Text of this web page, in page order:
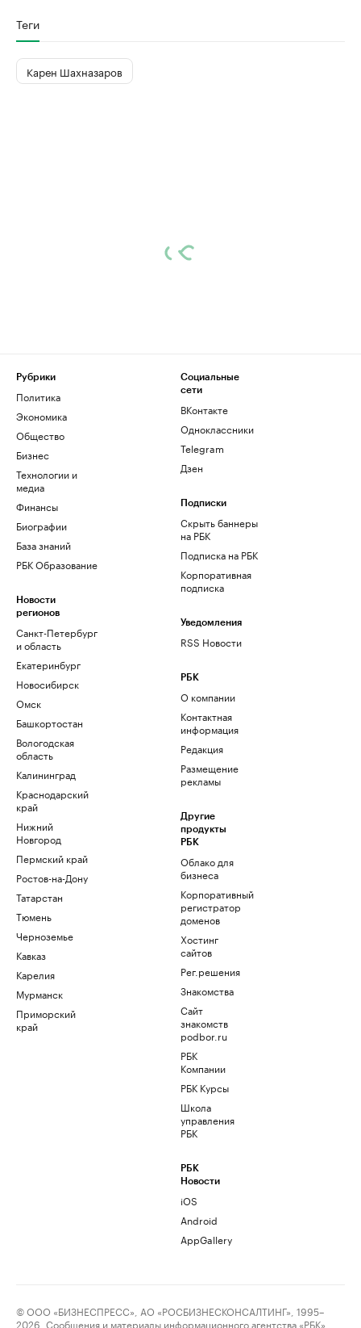
Теги
Карен Шахназаров
Рубрики
Политика
Экономика
Общество
Бизнес
Технологии и
медиа
Финансы
Биографии
База знаний
РБК Образование
Новости
регионов
Санкт-Петербург
и область
Екатеринбург
Новосибирск
Омск
Башкортостан
Вологодская
область
Калининград
Краснодарский
край
Нижний
Новгород
Пермский край
Ростов-на-Дону
Татарстан
Тюмень
Черноземье
Кавказ
Карелия
Мурманск
Приморский
край
Социальные
сети
ВКонтакте
Одноклассники
Telegram
Дзен
Подписки
Скрыть баннеры
на РБК
Подписка на РБК
Корпоративная
подписка
Уведомления
RSS Новости
РБК
О компании
Контактная
информация
Редакция
Размещение
рекламы
Другие
продукты
РБК
Облако для
бизнеса
Корпоративный
регистратор
доменов
Хостинг
сайтов
Рег.решения
Знакомства
Сайт
знакомств
podbor.ru
РБК
Компании
РБК Курсы
Школа
управления
РБК
РБК
Новости
iOS
Android
AppGallery
© ООО «БИЗНЕСПРЕСС», АО «РОСБИЗНЕСКОНСАЛТИНГ», 1995–
2026. Сообщения и материалы информационного агентства «РБК»